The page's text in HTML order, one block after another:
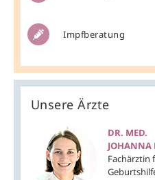
Impfberatung
Unsere Ärzte
DR. MED.
JOHANNA
Fachärztin